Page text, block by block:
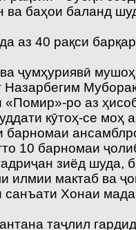
баҳои баланд
40 рақси
ҷумҳуриявӣ
ро аз
кӯтоҳ-се
10 барномаи
зиёд шуда,
илмии мактаб ва
Хонаи
таҷлил